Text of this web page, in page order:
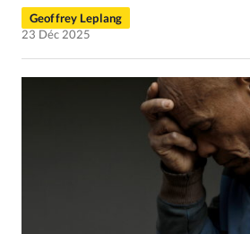
Geoffrey Leplang
23 Déc 2025